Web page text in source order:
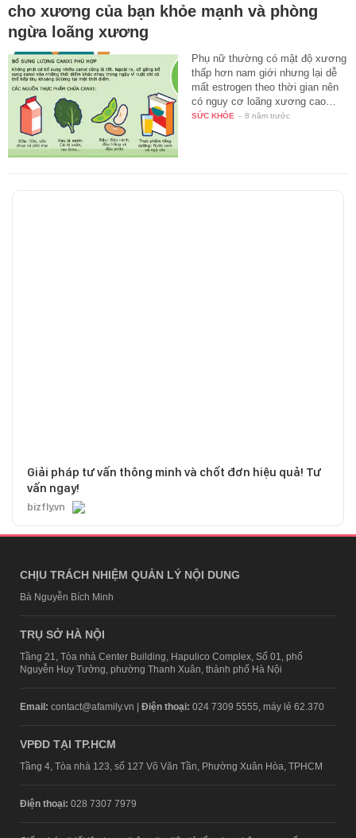
cho xương của bạn khỏe mạnh và phòng
ngừa loãng xương
Phụ nữ thường có mật độ xương
thấp hơn nam giới nhưng lại dễ
mất estrogen theo thời gian nên
có nguy cơ loãng xương cao…
SỨC KHỎE - 8 năm trước
Giải pháp tư vấn thông minh và chốt đơn hiệu quả! Tư
vấn ngay!
bizfly.vn
CHỊU TRÁCH NHIỆM QUẢN LÝ NỘI DUNG
Bà Nguyễn Bích Minh
TRỤ SỞ HÀ NỘI
Tầng 21, Tòa nhà Center Building, Hapulico Complex, Số 01, phố
Nguyễn Huy Tưởng, phường Thanh Xuân, thành phố Hà Nội
Email: contact@afamily.vn | Điện thoại: 024 7309 5555, máy lẻ 62.370
VPĐD TẠI TP.HCM
Tầng 4, Tòa nhà 123, số 127 Võ Văn Tần, Phường Xuân Hòa, TPHCM
Điện thoại: 028 7307 7979